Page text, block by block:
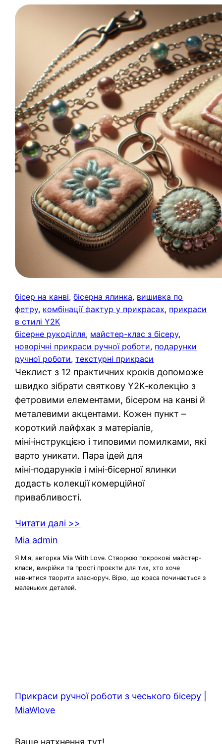
бісер на канві, бісерна ялинка, вишивка по
фетру, комбінації фактур у прикрасах, прикраси
в стилі Y2K
бісерне рукоділля, майстер-клас з бісеру
новорічні прикраси ручної роботи, подарунки
ручної роботи, текстурні прикраси
Чеклист з 12 практичних кроків допоможе
швидко зібрати святкову Y2K‑колекцію з
фетровими елементами, бісером на канві й
металевими акцентами. Кожен пункт –
короткий лайфхак з матеріалів,
міні‑інструкцією і типовими помилками, які
варто уникати. Пара ідей для
міні‑подарунків і міні‑бісерної ялинки
додасть колекції комерційної
привабливості.
Читати далі >>
Mia admin
Я Мія, авторка Mia With Love. Створюю покрокові майстер-
класи, викрійки та прості проєкти для тих, хто хоче
навчитися творити власноруч. Вірю, що краса починається з
маленьких деталей.
Прикраси ручної роботи з чеського бісеру |
MiaWlove
Ваше натхнення тут!